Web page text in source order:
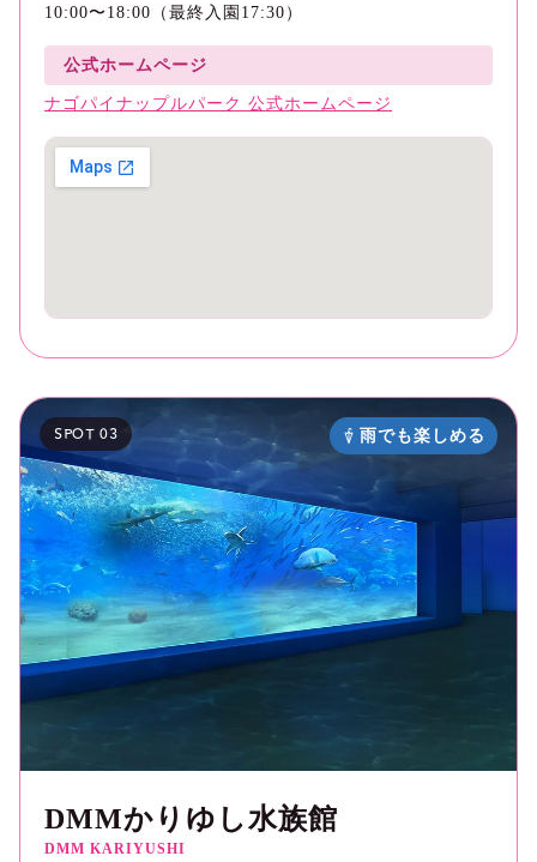
10:00〜18:00（最終入園17:30）
公式ホームページ
ナゴパイナップルパーク 公式ホームページ
SPOT 03 雨でも楽しめる
DMMかりゆし水族館
DMM KARIYUSHI